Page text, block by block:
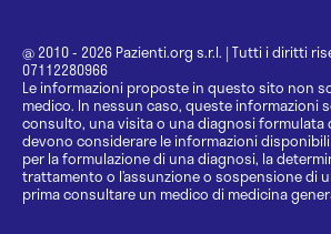
@ 2010 - 2026 Pazienti.org s.r.l. | Tutti i diritti
07112280966
Le informazioni proposte in questo sito non
medico. In nessun caso, queste informazioni
consulto, una visita o una diagnosi formulata
devono considerare le informazioni
per la formulazione di una diagnosi, la
trattamento o l’assunzione o sospensione di
prima consultare un medico di medicina